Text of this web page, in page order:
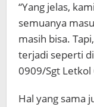
“Yang jelas,
semuanya
masih bisa.
terjadi seperti
0909/Sgt Letkol
Hal yang sama